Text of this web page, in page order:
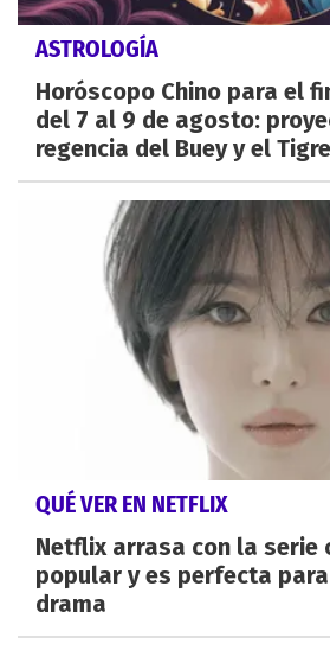
ASTROLOGÍA
Horóscopo Chino para el
del 7 al 9 de agosto:
regencia del Buey y el Tigre
QUÉ VER EN NETFLIX
Netflix arrasa con la serie
popular y es perfecta
drama